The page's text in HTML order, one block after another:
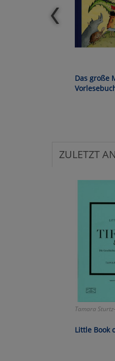
Das große
ZULETZT
Tamara
Little Book